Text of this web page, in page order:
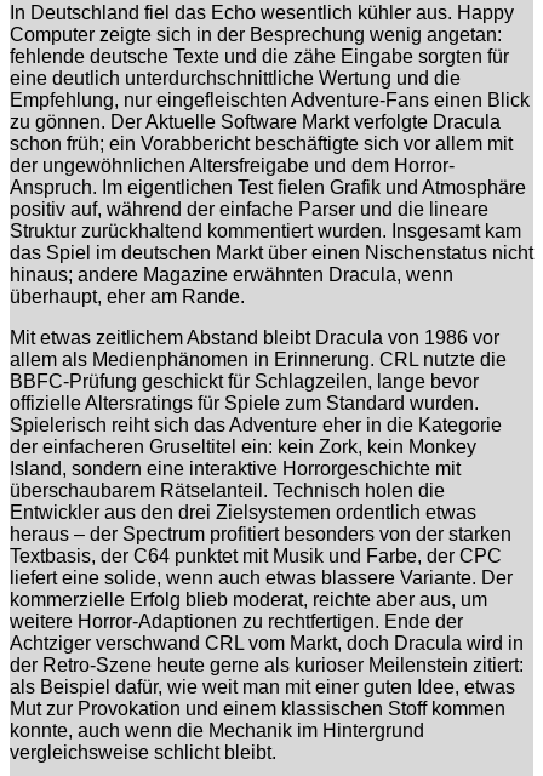
In Deutschland fiel das Echo wesentlich kühler aus. Happy
Computer zeigte sich in der Besprechung wenig angetan:
fehlende deutsche Texte und die zähe Eingabe sorgten für
eine deutlich unterdurchschnittliche Wertung und die
Empfehlung, nur eingefleischten Adventure-Fans einen Blick
zu gönnen. Der Aktuelle Software Markt verfolgte Dracula
schon früh; ein Vorabbericht beschäftigte sich vor allem mit
der ungewöhnlichen Altersfreigabe und dem Horror-
Anspruch. Im eigentlichen Test fielen Grafik und Atmosphäre
positiv auf, während der einfache Parser und die lineare
Struktur zurückhaltend kommentiert wurden. Insgesamt kam
das Spiel im deutschen Markt über einen Nischenstatus nicht
hinaus; andere Magazine erwähnten Dracula, wenn
überhaupt, eher am Rande.
Mit etwas zeitlichem Abstand bleibt Dracula von 1986 vor
allem als Medienphänomen in Erinnerung. CRL nutzte die
BBFC-Prüfung geschickt für Schlagzeilen, lange bevor
offizielle Altersratings für Spiele zum Standard wurden.
Spielerisch reiht sich das Adventure eher in die Kategorie
der einfacheren Gruseltitel ein: kein Zork, kein Monkey
Island, sondern eine interaktive Horrorgeschichte mit
überschaubarem Rätselanteil. Technisch holen die
Entwickler aus den drei Zielsystemen ordentlich etwas
heraus – der Spectrum profitiert besonders von der starken
Textbasis, der C64 punktet mit Musik und Farbe, der CPC
liefert eine solide, wenn auch etwas blassere Variante. Der
kommerzielle Erfolg blieb moderat, reichte aber aus, um
weitere Horror-Adaptionen zu rechtfertigen. Ende der
Achtziger verschwand CRL vom Markt, doch Dracula wird in
der Retro-Szene heute gerne als kurioser Meilenstein zitiert:
als Beispiel dafür, wie weit man mit einer guten Idee, etwas
Mut zur Provokation und einem klassischen Stoff kommen
konnte, auch wenn die Mechanik im Hintergrund
vergleichsweise schlicht bleibt.